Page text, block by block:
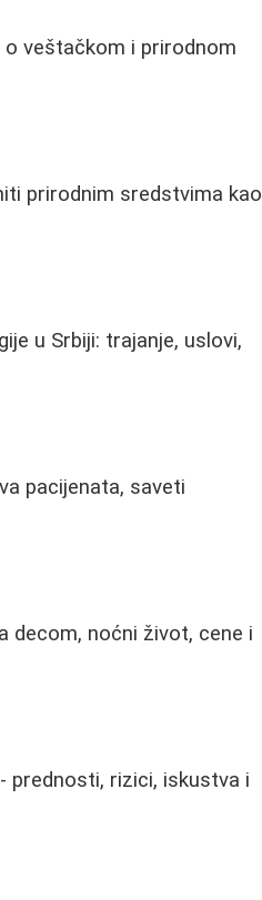
veštačkom i prirodnom
prirodnim sredstvima kao
u Srbiji: trajanje, uslovi,
pacijenata, saveti
decom, noćni život, cene i
prednosti, rizici, iskustva i